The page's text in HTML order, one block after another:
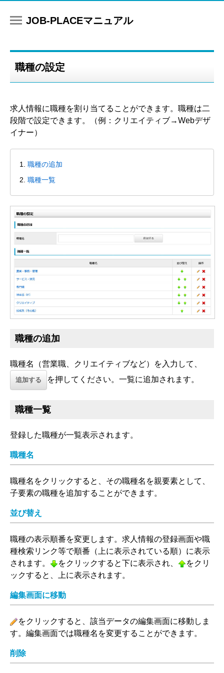
マニュアル
職種の設定
求人情報に職種を割り当てることができます。職種は二
段階で設定できます。（例：クリエイティブ→Webデザ
イナー）
職種の追加
職種一覧
職種の追加
職種名（営業職、クリエイティブなど）を入力して、
追加する を押してください。一覧に追加されます。
職種一覧
登録した職種が一覧表示されます。
職種名
職種名をクリックすると、その職種名を親要素として、
子要素の職種を追加することができます。
並び替え
職種の表示順番を変更します。求人情報の登録画面や職
種検索リンク等で順番（上に表示されている順）に表示
されます。
下へ
をクリックすると下に表示され、 上へ
をクリ
ックすると、上に表示されます。
編集画面に移動
編集
をクリックすると、該当データの編集画面に移動しま
す。編集画面では職種名を変更することができます。
削除